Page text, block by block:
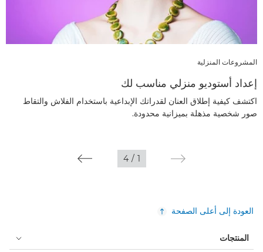
المشروعات المنزلية
إعداد أستوديو منزلي مناسب لك
اكتشف كيفية إطلاق العنان لقدراتك الإبداعية باستخدام الفلاش والتقاط
صور شخصية مذهلة بميزانية محدودة.
1
/
4
العودة إلى أعلى الصفحة
المنتجات